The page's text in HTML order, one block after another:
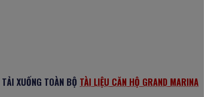
TẢI XUỐNG TOÀN BỘ TÀI LIỆU CĂN HỘ GRAND MARINA